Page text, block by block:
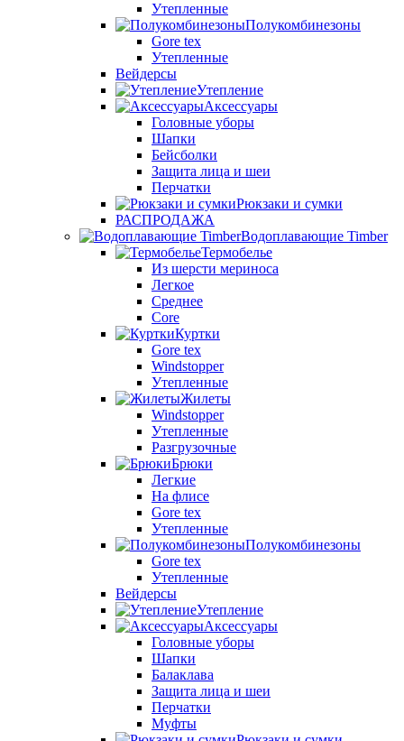
Утепленные
Полукомбинезоны
Gore tex
Утепленные
Вейдерсы
Утепление
Аксессуары
Головные уборы
Шапки
Бейсболки
Защита лица и шеи
Перчатки
Рюкзаки и сумки
РАСПРОДАЖА
Водоплавающие Timber
Термобелье
Из шерсти мериноса
Легкое
Среднее
Core
Куртки
Gore tex
Windstopper
Утепленные
Жилеты
Windstopper
Утепленные
Разгрузочные
Брюки
Легкие
На флисе
Gore tex
Утепленные
Полукомбинезоны
Gore tex
Утепленные
Вейдерсы
Утепление
Аксессуары
Головные уборы
Шапки
Балаклава
Защита лица и шеи
Перчатки
Муфты